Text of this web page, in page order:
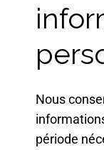
Nous
période